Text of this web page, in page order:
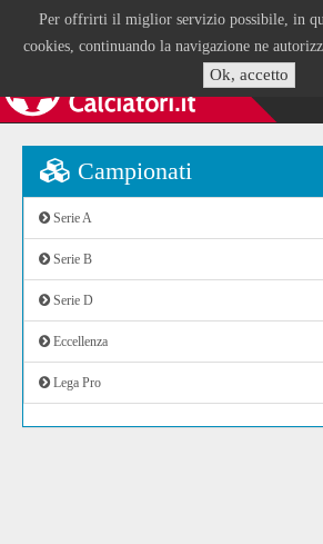
Per offrirti il miglior servizio possibile, in
cookies, continuando la navigazione ne
Ok, accetto
Campionati
Serie A
Serie B
Serie D
Eccellenza
Lega Pro